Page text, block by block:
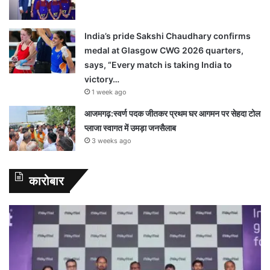
India’s pride Sakshi Chaudhary confirms
medal at Glasgow CWG 2026 quarters,
says, “Every match is taking India to
victory…
1 week ago
आजमगढ़:स्वर्ण पदक जीतकर प्रथम घर आगमन पर सेहदा टोल
प्लाजा स्वागत में उमड़ा जनसैलाब
3 weeks ago
कारोबार